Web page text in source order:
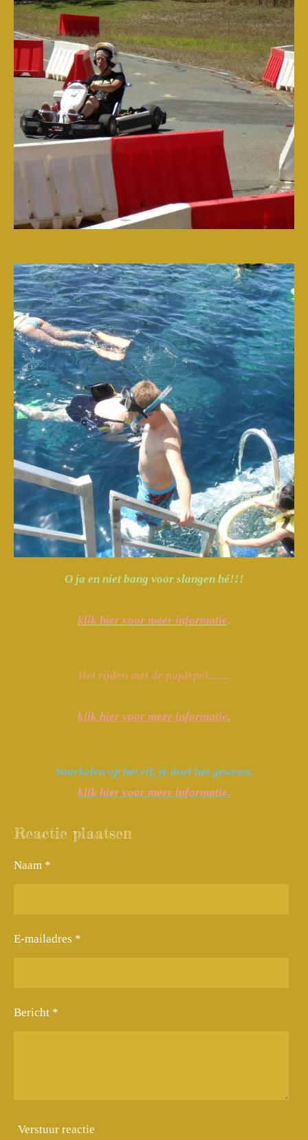
O ja en niet bang voor slangen hé!!!
klik hier voor meer informatie.
Het rijden met de paplepel........
klik hier voor meer informatie.
Snorkelen op het rif, je doet het gewoon,
klik hier voor meer informatie.
Reactie plaatsen
Naam *
E-mailadres *
Bericht *
Verstuur reactie